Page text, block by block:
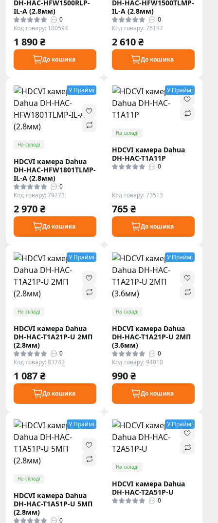
DH-HAC-HFW1500RLP-
IL-A (2.8мм)
0
Код товару: 100594
1 890 ₴
До кошика
DH-HAC-HFW1500TLMP-
IL-A (2.8мм)
0
Код товару: 76197
2 610 ₴
До кошика
У Праймі
На складі
HDCVI камера Dahua
DH-HAC-HFW1801TLMP-
IL-A (2.8мм)
0
Код товару: 79273
2 970 ₴
До кошика
У Праймі
На складі
HDCVI камера Dahua
DH-HAC-T1A11P
0
Код товару: 73513
765 ₴
До кошика
У Праймі
На складі
HDCVI камера Dahua
DH-HAC-T1A21P-U 2МП
(2.8мм)
0
Код товару: 83743
1 087 ₴
До кошика
У Праймі
На складі
HDCVI камера Dahua
DH-HAC-T1A21P-U 2МП
(3.6мм)
0
Код товару: 94010
990 ₴
До кошика
У Праймі
На складі
HDCVI камера Dahua
DH-HAC-T1A51P-U 5МП
(2.8мм)
0
У Праймі
На складі
HDCVI камера Dahua
DH-HAC-T2A51P-U
0